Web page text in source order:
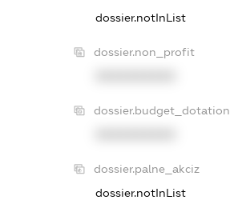
dossier.notInList
dossier.non_profit
dossier.budget_dotation
dossier.palne_akciz
dossier.notInList